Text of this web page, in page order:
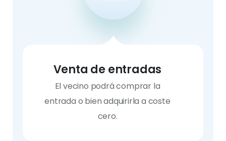
Venta de entradas
El vecino podrá comprar la
entrada o bien adquirirla a coste
cero.